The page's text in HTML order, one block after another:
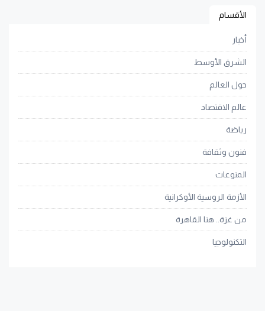
الأقسام
أخبار
الشرق الأوسط
حول العالم
عالم الاقتصاد
رياضة
فنون وثقافة
المنوعات
الأزمة الروسية الأوكرانية
من غزة.. هنا القاهرة
التكنولوجيا